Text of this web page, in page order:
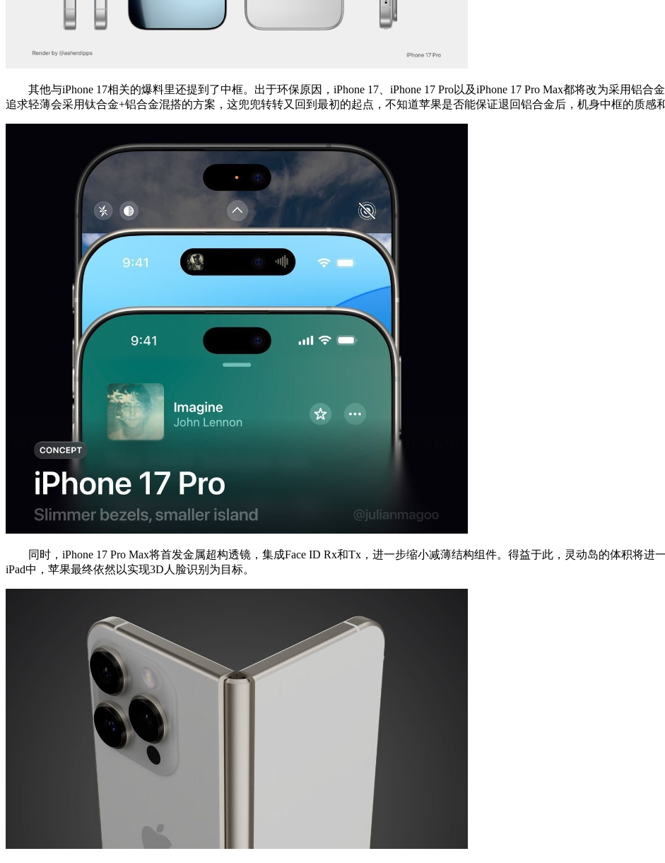
其他与iPhone 17相关的爆料里还提到了中框。出于环保原因，iPhone 17、iPhone 17 Pro以及iPhone 17 Pro Max都将改为采用铝
追求轻薄会采用钛合金+铝合金混搭的方案，这兜兜转转又回到最初的起点，不知道苹果是否能保证退回铝合金后，机身中框的质感和
同时，iPhone 17 Pro Max将首发金属超构透镜，集成Face ID Rx和Tx，进一步缩小减薄结构组件。得益于此，灵动岛的体积将进
iPad中，苹果最终依然以实现3D人脸识别为目标。